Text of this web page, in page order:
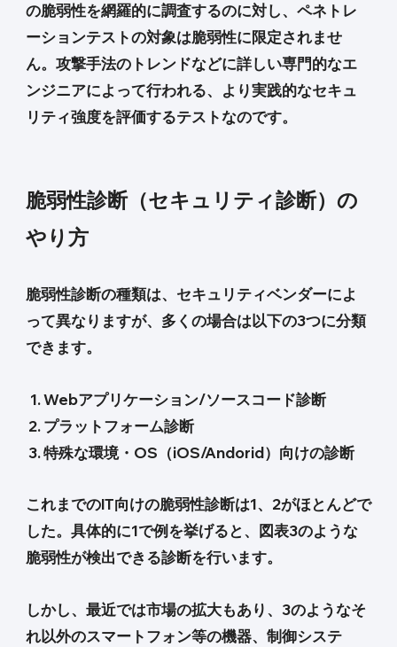
の脆弱性を網羅的に調査するのに対し、ペネトレ
ーションテストの対象は脆弱性に限定されませ
ん。攻撃手法のトレンドなどに詳しい専門的なエ
ンジニアによって行われる、より実践的なセキュ
リティ強度を評価するテストなのです。
脆弱性診断（セキュリティ診断）の
やり方
脆弱性診断の種類は、セキュリティベンダーによ
って異なりますが、多くの場合は以下の3つに分類
できます。
Webアプリケーション/ソースコード診断
プラットフォーム診断
特殊な環境・OS（iOS/Andorid）向けの診断
これまでのIT向けの脆弱性診断は1、2がほとんどで
した。具体的に1で例を挙げると、図表3のような
脆弱性が検出できる診断を行います。
しかし、最近では市場の拡大もあり、3のようなそ
れ以外のスマートフォン等の機器、制御システ